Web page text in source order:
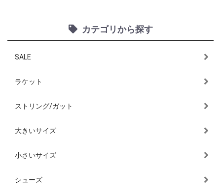
カテゴリから探す
SALE
ラケット
ストリング/ガット
大きいサイズ
小さいサイズ
シューズ